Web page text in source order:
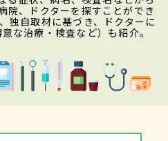
院、ドクターを探すことができ
独自取材に基づき、ドクターに
な治療・検査など）も紹介。